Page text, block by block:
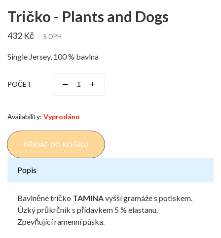
Tričko - Plants and Dogs
432 Kč S DPH
Single Jersey, 100 % bavlna
POČET – +
Availability: Vyprodáno
PŘIDAT DO KOŠÍKU
Popis
Bavlněné tričko TAMINAvyšší gramáže s potiskem.
Úzký průkrčník s přídavkem 5 % elastanu.
Zpevňující ramenní páska.